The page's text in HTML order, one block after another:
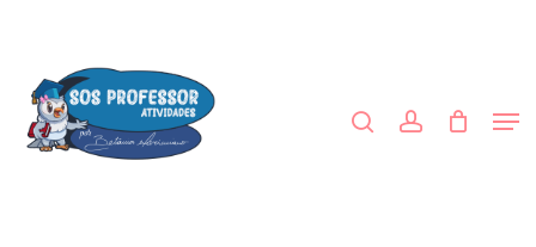
content